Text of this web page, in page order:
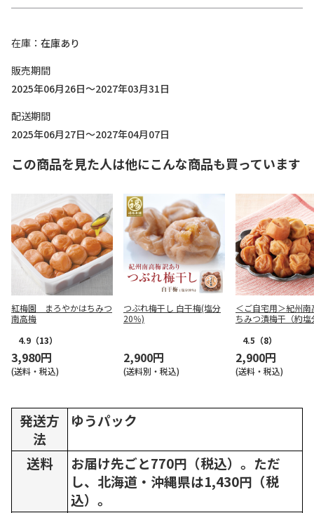
在庫
在庫あり
販売期間
2025年06月26日～2027年03月31日
配送期間
2025年06月27日～2027年04月07日
この商品を見た人は他にこんな商品も買っています
紅梅園 まろやかはちみつ
南高梅
4.9 （13）
3,980円
(送料・税込)
つぶれ梅干し 白干梅(塩分
20％)
2,900円
(送料別・税込)
＜ご自宅用＞紀州南
ちみつ漬梅干（約塩
4.5 （8）
2,900円
(送料・税込)
発送方
法
ゆうパック
送料
お届け先ごと770円（税込）。ただ
し、北海道・沖縄県は1,430円（税
込）。